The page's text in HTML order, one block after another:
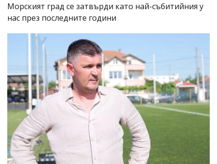
Морският град се затвърди като най-събитийния у
нас през последните години